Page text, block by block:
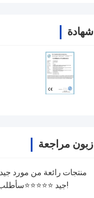
شهادة
زبون مراجعة
منتجات رائعة من مورد
جيد ⭐⭐⭐⭐⭐سأطلب مرة أخرى شكرًا لك!